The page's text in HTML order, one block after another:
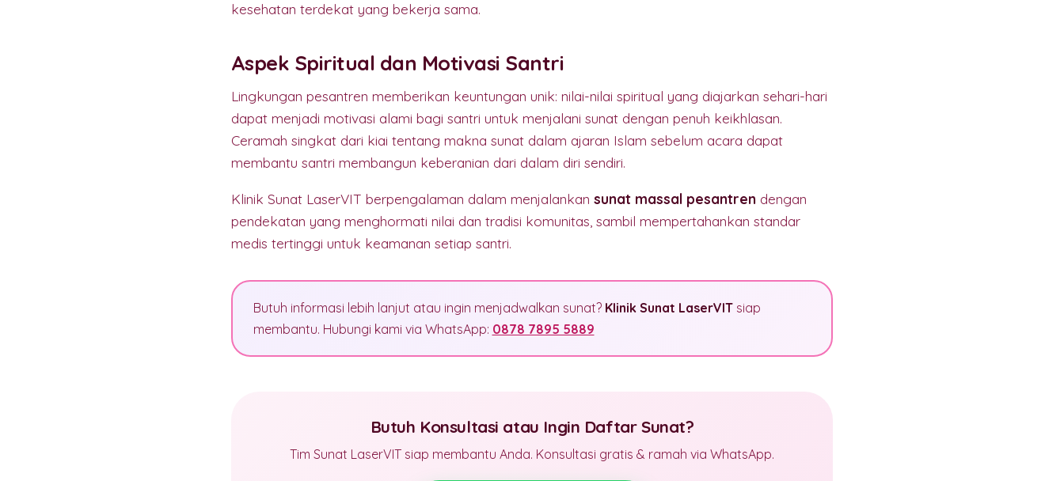
kesehatan terdekat yang bekerja sama.
Aspek Spiritual dan Motivasi Santri
Lingkungan pesantren memberikan keuntungan unik: nilai-nilai spiritual yang diajarkan sehari-hari
dapat menjadi motivasi alami bagi santri untuk menjalani sunat dengan penuh keikhlasan.
Ceramah singkat dari kiai tentang makna sunat dalam ajaran Islam sebelum acara dapat
membantu santri membangun keberanian dari dalam diri sendiri.
Klinik Sunat LaserVIT berpengalaman dalam menjalankan sunat massal pesantren dengan
pendekatan yang menghormati nilai dan tradisi komunitas, sambil mempertahankan standar
medis tertinggi untuk keamanan setiap santri.
Butuh informasi lebih lanjut atau ingin menjadwalkan sunat? Klinik Sunat LaserVITsiap
membantu. Hubungi kami via WhatsApp: 0878 7895 5889
Butuh Konsultasi atau Ingin Daftar Sunat?
Tim Sunat LaserVIT siap membantu Anda. Konsultasi gratis & ramah via WhatsApp.